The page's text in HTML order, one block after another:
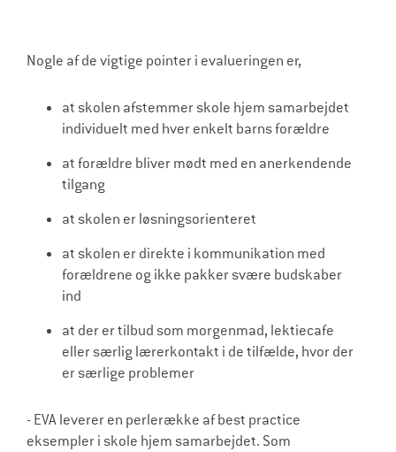
Nogle af de vigtige pointer i evalueringen er,
at skolen afstemmer skole hjem samarbejdet
individuelt med hver enkelt barns forældre
at forældre bliver mødt med en anerkendende
tilgang
at skolen er løsningsorienteret
at skolen er direkte i kommunikation med
forældrene og ikke pakker svære budskaber
ind
at der er tilbud som morgenmad, lektiecafe
eller særlig lærerkontakt i de tilfælde, hvor der
er særlige problemer
- EVA leverer en perlerække af best practice
eksempler i skole hjem samarbejdet. Som